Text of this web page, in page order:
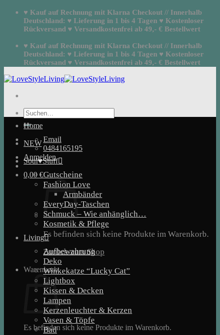
Zum
springen
♥ Kauf auf Rechnung mit Klarna Checkout // Innerhalb
Deutschland: ♥ Lieferung in 1 bis 4 Tagen ♥ Kostenloser
Rückversand ♥ Versandkostenfrei ab 49,- € Bestellwert
♥ Kauf auf Rechnung mit Klarna Checkout // Innerhalb
Deutschland: ♥ Lieferung in 1 bis 4 Tagen ♥ Kostenloser
Rückversand ♥ Versandkostenfrei ab 49,- € Bestellwert
Suchen
nach:
Email
0484165195
Anmelden
0,00€
Es befinden sich keine Produkte im Warenkorb.
Zurück zum Shop
Warenkorb
Es befinden sich keine Produkte im Warenkorb.
Home
NEW
Soul♥Stuff
Gutscheine
Fashion Love
Armbänder
EveryDay-Taschen
Schmuck – Wie anhänglich…
Kosmetik & Pflege
Living
Aufbewahrung
Deko
Winkekatze “Lucky Cat”
Lightbox
Kissen & Decken
Lampen
Kerzenleuchter & Kerzen
Vasen & Töpfe
Bad